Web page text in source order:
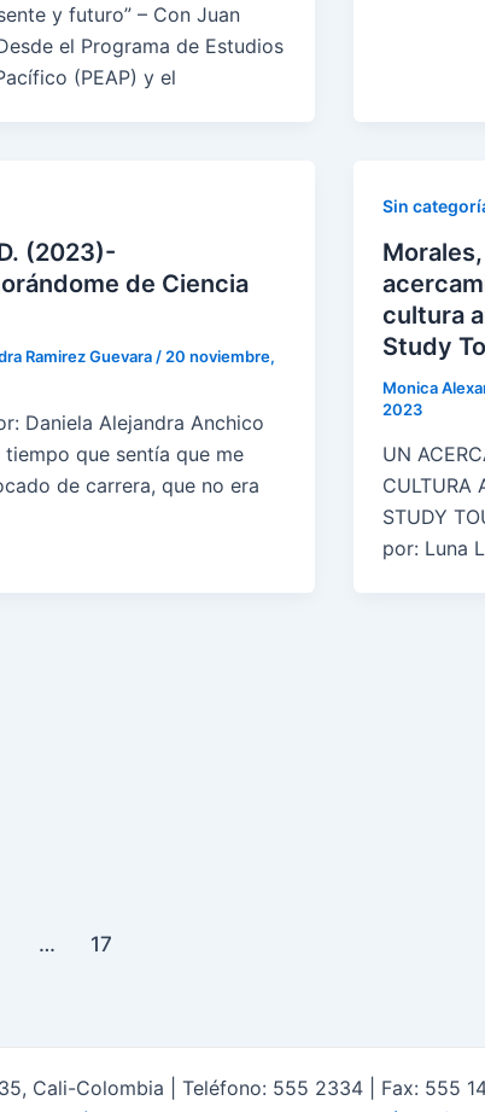
y futuro” – Con Juan
el Programa de Estudios
(PEAP) y el
(2023)-
de Ciencia
Ramirez Guevara / 20 noviembre,
Daniela Alejandra Anchico
tiempo que sentía que me
de carrera, que no era
Sin
cultura
Study
Monica
2023
UN
CULTURA
STUDY
por: Luna
… 17
Cali-Colombia | Teléfono: 555 2334 | Fax: 555